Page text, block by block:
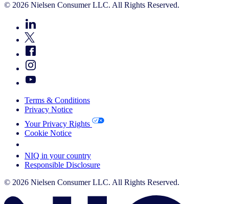
© 2026 Nielsen Consumer LLC. All Rights Reserved.
Terms & Conditions
Privacy Notice
Your Privacy Rights
Cookie Notice
NIQ in your country
Responsible Disclosure
© 2026 Nielsen Consumer LLC. All Rights Reserved.